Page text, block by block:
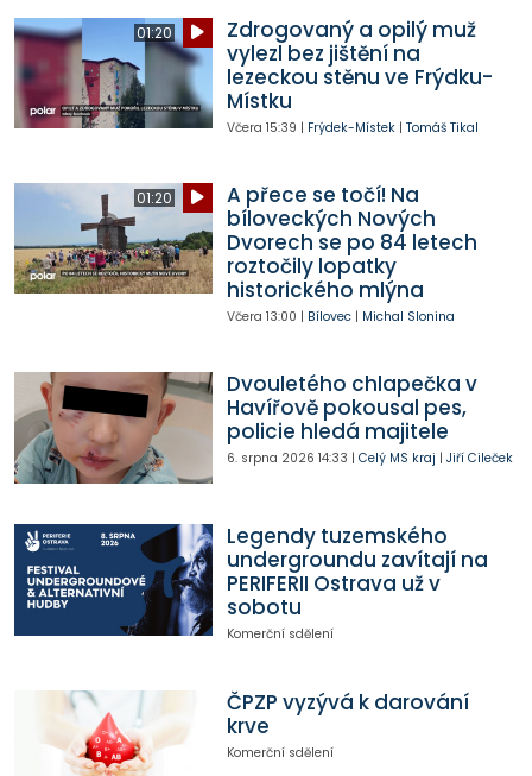
01:20
Zdrogovaný a opilý muž
vylezl bez jištění na
lezeckou stěnu ve Frýdku-
Místku
Včera 15:39 | Frýdek-Místek| Tomáš Tikal
01:20
A přece se točí! Na
bíloveckých Nových
Dvorech se po 84 letech
roztočily lopatky
historického mlýna
Včera 13:00 | Bílovec| Michal Slonina
Dvouletého chlapečka v
Havířově pokousal pes,
policie hledá majitele
6. srpna 2026 14:33 | Celý MS kraj | Jiří Cileček
Legendy tuzemského
undergroundu zavítají na
PERIFERII Ostrava už v
sobotu
Komerční sdělení
ČPZP vyzývá k darování
krve
Komerční sdělení